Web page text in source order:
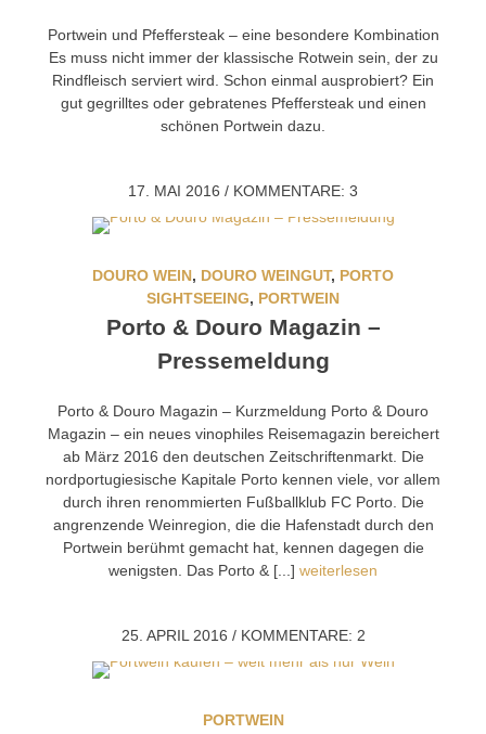
Portwein und Pfeffersteak – eine besondere Kombination
Es muss nicht immer der klassische Rotwein sein, der zu
Rindfleisch serviert wird. Schon einmal ausprobiert? Ein
gut gegrilltes oder gebratenes Pfeffersteak und einen
schönen Portwein dazu.
17. MAI 2016 / KOMMENTARE: 3
DOURO WEIN, DOURO WEINGUT, PORTO
SIGHTSEEING, PORTWEIN
Porto & Douro Magazin –
Pressemeldung
Porto & Douro Magazin – Kurzmeldung Porto & Douro
Magazin – ein neues vinophiles Reisemagazin bereichert
ab März 2016 den deutschen Zeitschriftenmarkt. Die
nordportugiesische Kapitale Porto kennen viele, vor allem
durch ihren renommierten Fußballklub FC Porto. Die
angrenzende Weinregion, die die Hafenstadt durch den
Portwein berühmt gemacht hat, kennen dagegen die
wenigsten. Das Porto & [...] weiterlesen
25. APRIL 2016 /KOMMENTARE: 2
PORTWEIN